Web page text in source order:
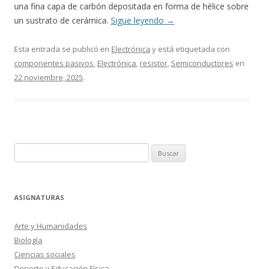
una fina capa de carbón depositada en forma de hélice sobre
un sustrato de cerámica. Sigue leyendo →
Esta entrada se publicó en Electrónica y está etiquetada con
componentes pasivos, Electrónica, resistor, Semiconductores en
22 noviembre, 2025.
ASIGNATURAS
Arte y Humanidades
Biología
Ciencias sociales